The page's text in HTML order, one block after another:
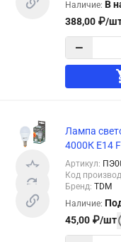
Наличие: В
388,00 ₽/
−
Лампа
4000К E14
Артикул:
Код
Бренд: TDM
Наличие:
45,00 ₽/шт